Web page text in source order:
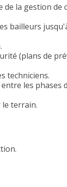
la gestion de
bailleurs
(plans de
techniciens.
les phases
le terrain.